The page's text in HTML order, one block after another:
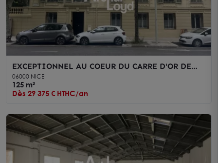
EXCEPTIONNEL AU COEUR DU CARRE D'OR DE
NICE BUREAU A LOUER DE 125M² DANS
IMMEUBLE BOURGEOIS
06000 NICE
125 m²
Dès 29 375 € HTHC/an